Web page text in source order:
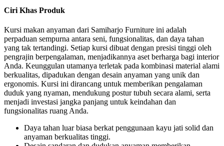
Ciri Khas Produk
Kursi makan anyaman dari Samiharjo Furniture ini adalah
perpaduan sempurna antara seni, fungsionalitas, dan daya tahan
yang tak tertandingi. Setiap kursi dibuat dengan presisi tinggi oleh
pengrajin berpengalaman, menjadikannya aset berharga bagi interior
Anda. Keunggulan utamanya terletak pada kombinasi material alami
berkualitas, dipadukan dengan desain anyaman yang unik dan
ergonomis. Kursi ini dirancang untuk memberikan pengalaman
duduk yang nyaman, mendukung postur tubuh secara alami, serta
menjadi investasi jangka panjang untuk keindahan dan
fungsionalitas ruang Anda.
Daya tahan luar biasa berkat penggunaan kayu jati solid dan
anyaman berkualitas tinggi.